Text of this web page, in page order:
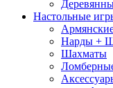
Настольные
Нарды +
Шахматы